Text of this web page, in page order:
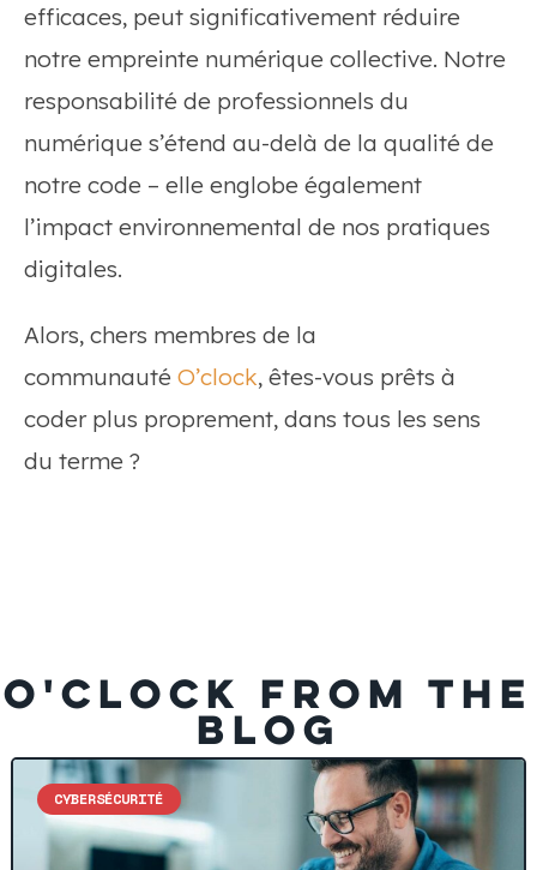
efficaces, peut significativement réduire
notre empreinte numérique collective. Notre
responsabilité de professionnels du
numérique s’étend au-delà de la qualité de
notre code – elle englobe également
l’impact environnemental de nos pratiques
digitales.
Alors, chers membres de la
communauté O’clock, êtes-vous prêts à
coder plus proprement, dans tous les sens
du terme ?
O'CLOCK FROM THE
BLOG
CYBERSÉCURITÉ